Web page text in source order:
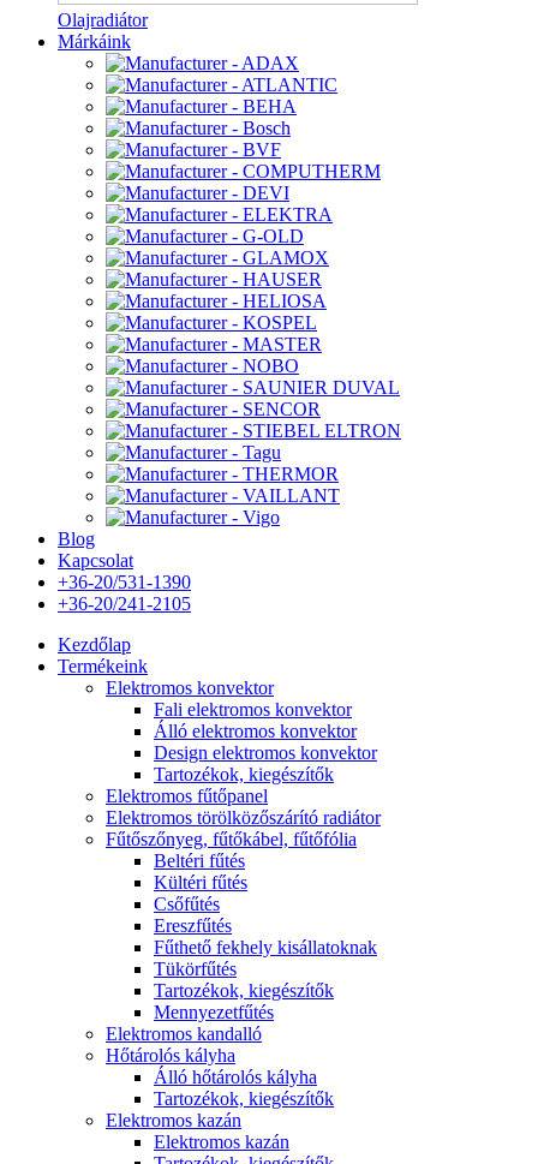
Olajradiátor
Márkáink
Blog
Kapcsolat
+36-20/531-1390
+36-20/241-2105
Kezdőlap
Termékeink
Elektromos konvektor
Fali elektromos konvektor
Álló elektromos konvektor
Design elektromos konvektor
Tartozékok, kiegészítők
Elektromos fűtőpanel
Elektromos törölközőszárító radiátor
Fűtőszőnyeg, fűtőkábel, fűtőfólia
Beltéri fűtés
Kültéri fűtés
Csőfűtés
Ereszfűtés
Fűthető fekhely kisállatoknak
Tükörfűtés
Tartozékok, kiegészítők
Mennyezetfűtés
Elektromos kandalló
Hőtárolós kályha
Álló hőtárolós kályha
Tartozékok, kiegészítők
Elektromos kazán
Elektromos kazán